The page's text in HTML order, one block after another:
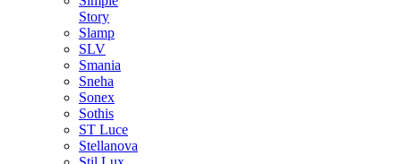
Story
Slamp
SLV
Smania
Sneha
Sonex
Sothis
ST Luce
Stellanova